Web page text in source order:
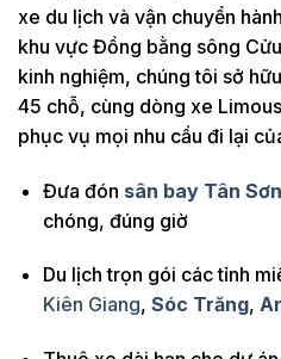
xe du lịch và vận chuyển
khu vực Đồng bằng sông
kinh nghiệm, chúng tôi sở
45 chỗ, cùng dòng xe
phục vụ mọi nhu cầu đi lại
Đưa đón sân bay Tân
chóng, đúng giờ
Du lịch trọn gói các tỉnh
Kiên Giang, Sóc Trăng,